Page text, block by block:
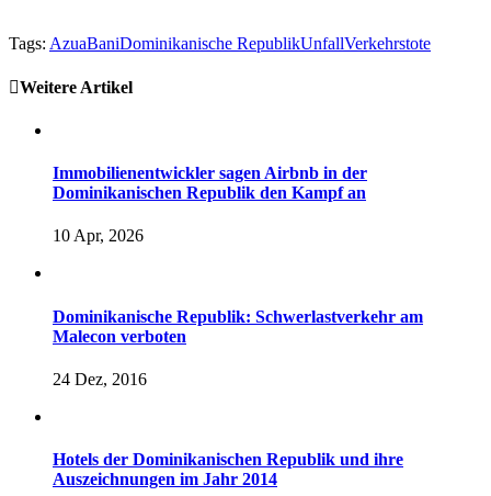
Tags: AzuaBaniDominikanische RepublikUnfallVerkehrstote
Weitere Artikel
Immobilienentwickler sagen Airbnb in der
Dominikanischen Republik den Kampf an
10 Apr, 2026
Dominikanische Republik: Schwerlastverkehr am
Malecon verboten
24 Dez, 2016
Hotels der Dominikanischen Republik und ihre
Auszeichnungen im Jahr 2014